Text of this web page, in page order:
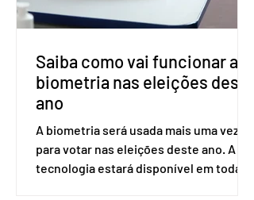
SUS (Conitec) na semana que vem. A
Conitec é um colegiado
Saiba como vai funcionar a
biometria nas eleições deste
ano
A biometria será usada mais uma vez
para votar nas eleições deste ano. A
tecnologia estará disponível em todas